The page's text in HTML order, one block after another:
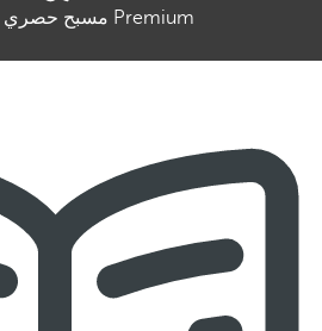
مسبح حصري مزود بنظام تدليك مائي وبار Premium